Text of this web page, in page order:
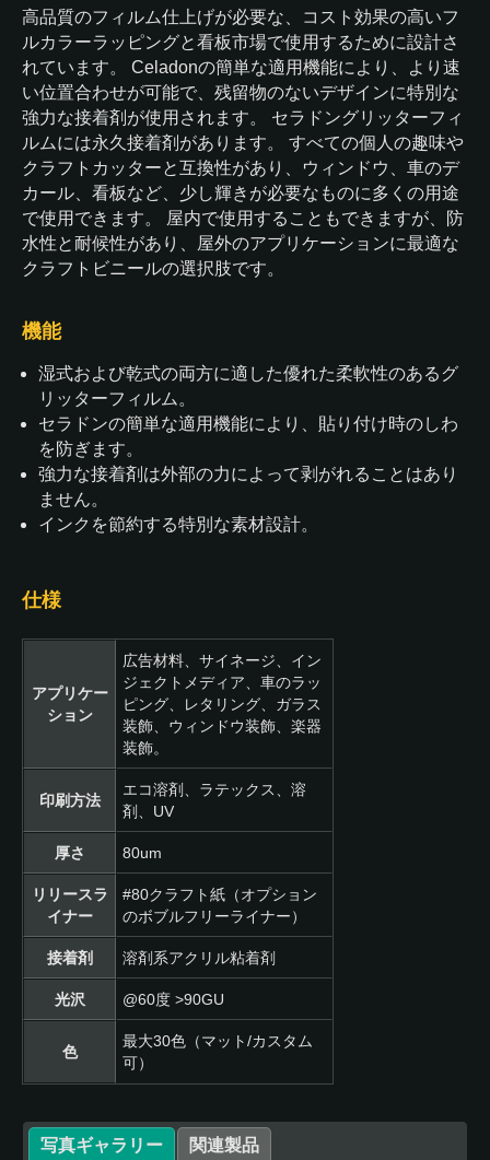
高品質のフィルム仕上げが必要な、コスト効果の高いフ
ルカラーラッピングと看板市場で使用するために設計さ
れています。 Celadonの簡単な適用機能により、より速
い位置合わせが可能で、残留物のないデザインに特別な
強力な接着剤が使用されます。 セラドングリッターフィ
ルムには永久接着剤があります。 すべての個人の趣味や
クラフトカッターと互換性があり、ウィンドウ、車のデ
カール、看板など、少し輝きが必要なものに多くの用途
で使用できます。 屋内で使用することもできますが、防
水性と耐候性があり、屋外のアプリケーションに最適な
クラフトビニールの選択肢です。
機能
湿式および乾式の両方に適した優れた柔軟性のあるグ
リッターフィルム。
セラドンの簡単な適用機能により、貼り付け時のしわ
を防ぎます。
強力な接着剤は外部の力によって剥がれることはあり
ません。
インクを節約する特別な素材設計。
仕様
アプリケー
ション
広告材料、サイネージ、イン
ジェクトメディア、車のラッ
ピング、レタリング、ガラス
装飾、ウィンドウ装飾、楽器
装飾。
印刷方法
エコ溶剤、ラテックス、溶
剤、UV
厚さ 80um
リリースラ
イナー
#80クラフト紙（オプション
のボブルフリーライナー）
接着剤 溶剤系アクリル粘着剤
光沢 @60度 >90GU
色
最大30色（マット/カスタム
可）
写真ギャラリー 関連製品